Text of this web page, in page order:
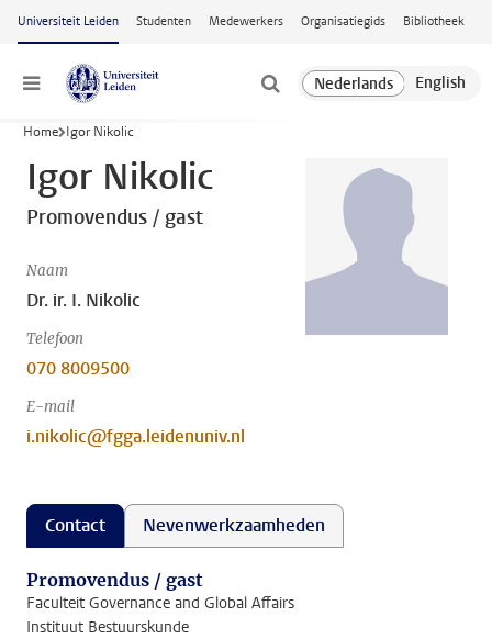
Ga naar hoofdinhoud
Universiteit Leiden Studenten Medewerkers Organisatiegids Bibliotheek
Menu
Home Igor Nikolic
Igor Nikolic
Promovendus / gast
Naam
Dr. ir. I. Nikolic
Telefoon
070 8009500
E-mail
i.nikolic@fgga.leidenuniv.nl
Contact Nevenwerkzaamheden
Promovendus / gast
Faculteit Governance and Global Affairs
Instituut Bestuurskunde